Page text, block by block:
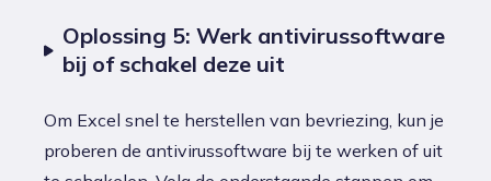
Oplossing 5: Werk antivirussoftware
bij of schakel deze uit
Om Excel snel te herstellen van bevriezing, kun je
proberen de antivirussoftware bij te werken of uit